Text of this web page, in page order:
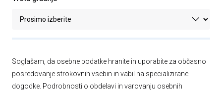
Soglašam, da osebne podatke hranite in uporabite za občasno
posredovanje strokovnih vsebin in vabil na specializirane
dogodke. Podrobnosti o obdelavi in varovanju osebnih